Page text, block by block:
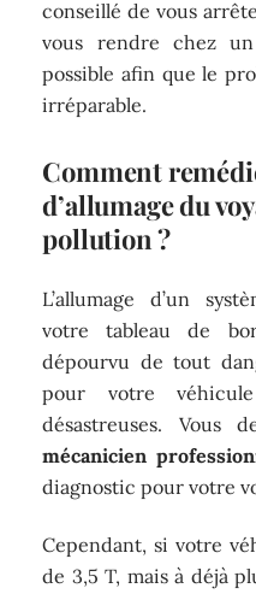
conseillé de vous
vous rendre chez
possible afin que le
irréparable.
Comment
d’allumage du
pollution ?
L’allumage d’un
votre tableau de
dépourvu de tout
pour votre
désastreuses. Vous
mécanicien
diagnostic pour votre
Cependant, si votre
de 3,5 T, mais à déjà